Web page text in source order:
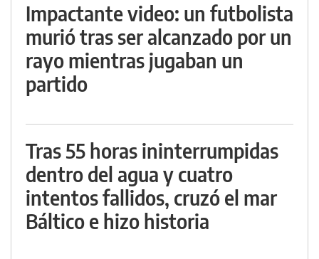
Impactante video: un futbolista
murió tras ser alcanzado por un
rayo mientras jugaban un
partido
Tras 55 horas ininterrumpidas
dentro del agua y cuatro
intentos fallidos, cruzó el mar
Báltico e hizo historia